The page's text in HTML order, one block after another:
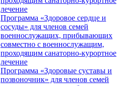
лечение
Программа «Здоровое сердце и
сосуды» для членов семей
военнослужащих, прибывающих
совместно с военнослужащим,
проходящим санаторно-курортное
лечение
Программа «Здоровые суставы и
позвоночник» для членов семей